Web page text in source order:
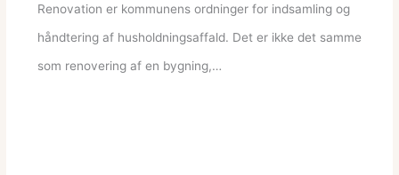
Renovation er kommunens ordninger for indsamling og
håndtering af husholdningsaffald. Det er ikke det samme
som renovering af en bygning,…